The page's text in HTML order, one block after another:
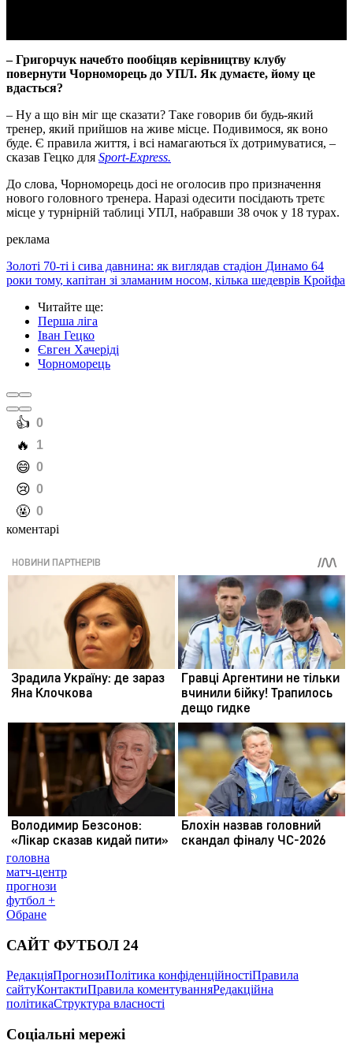
– Григорчук начебто пообіцяв керівництву клубу
повернути Чорноморець до УПЛ. Як думаєте, йому це
вдасться?
– Ну а що він міг ще сказати? Таке говорив би будь-який
тренер, який прийшов на живе місце. Подивимося, як воно
буде. Є правила життя, і всі намагаються їх дотримуватися, –
сказав Гецко для Sport-Еxpress.
До слова, Чорноморець досі не оголосив про призначення
нового головного тренера. Наразі одесити посідають третє
місце у турнірній таблиці УПЛ, набравши 38 очок у 18 турах.
реклама
Золоті 70-ті і сива давнина: як виглядав стадіон Динамо 64
роки тому, капітан зі зламаним носом, кілька шедеврів Кройфа
Читайте ще:
Перша ліга
Іван Гецко
Євген Хачеріді
Чорноморець
️👍 0
️🔥 1
️😄 0
️😢 0
️🤬 0
коментарі
головна
матч-центр
прогнози
футбол +
Обране
САЙТ ФУТБОЛ 24
РедакціяПрогнозиПолітика конфіденційностіПравила
сайтуКонтактиПравила коментуванняРедакційна
політикаСтруктура власності
Соціальні мережі